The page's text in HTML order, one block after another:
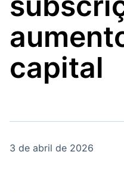
capital
3 de abril de 2026